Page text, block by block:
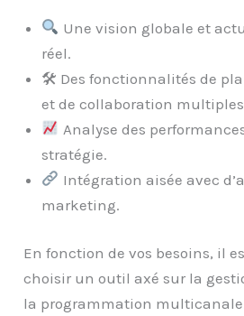
Une vision globale et
réel.
🛠 Des fonctionnalités de
et de collaboration
Analyse des
stratégie.
Intégration aisée avec
marketing.
En fonction de vos besoins, il
choisir un outil axé sur la
la programmation